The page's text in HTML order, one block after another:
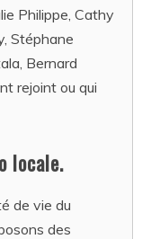
Philippe, Cathy
Stéphane
Bernard
rejoint ou qui
locale.
de vie du
des